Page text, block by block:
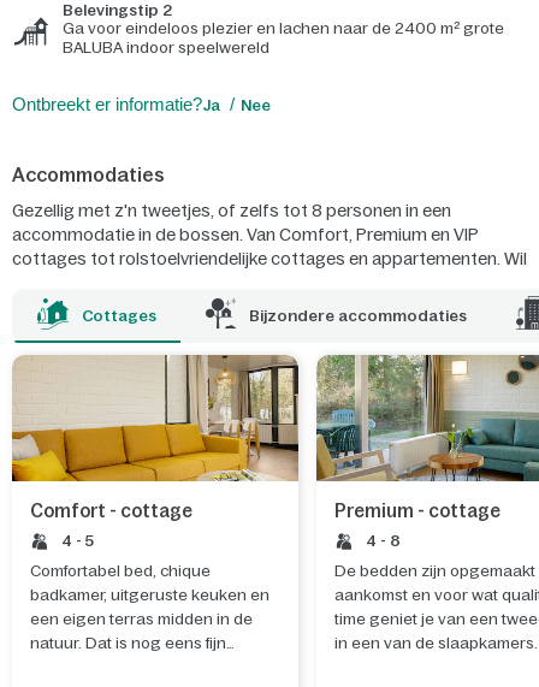
Belevingstip 2
Ga voor eindeloos plezier en lachen naar de 2400 m² grote
BALUBA indoor speelwereld
Ontbreekt er informatie?Ja Nee
Accommodaties
Gezellig met z'n tweetjes, of zelfs tot 8 personen in een
accommodatie in de bossen. Van Comfort, Premium en VIP
cottages tot rolstoelvriendelijke cottages en appartementen. Wil
Kindercottage of een nieuwe Dieren in het bos cottage!
Cottages Bijzondere accommodaties
Comfort - cottage
4 - 5
Comfortabel bed, chique
badkamer, uitgeruste keuken en
een eigen terras midden in de
natuur. Dat is nog eens fijn
Premium - cottage
4 - 8
De bedden zijn opgemaakt
aankomst en voor wat
time geniet je van een
in een van de slaapkamers.